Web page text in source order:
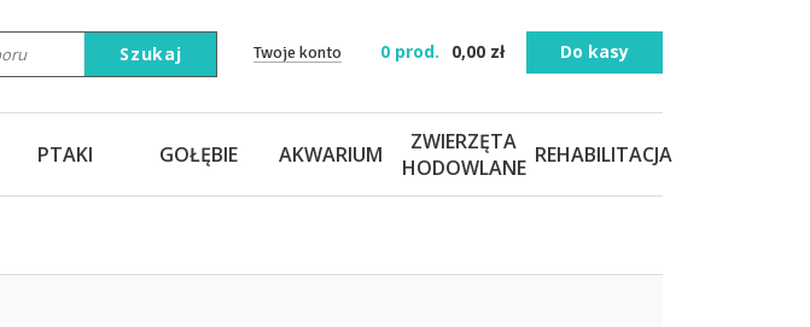
Twoje konto 0 prod. 0,00 zł Do kasy
Szukaj
PTAKI GOŁĘBIE AKWARIUM
ZWIERZĘTA
HODOWLANE REHABILITACJA